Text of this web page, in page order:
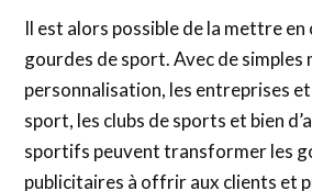
Il est alors possible de la mettre
gourdes de sport. Avec de simples
personnalisation, les entreprises
sport, les clubs de sports et bien
sportifs peuvent transformer les
publicitaires à offrir aux clients et